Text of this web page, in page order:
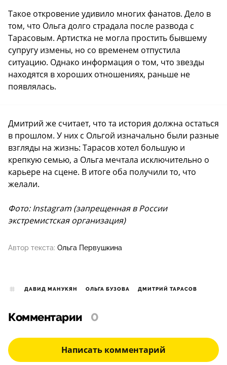
Такое откровение удивило многих фанатов. Дело в
том, что Ольга долго страдала после развода с
Тарасовым. Артистка не могла простить бывшему
супругу измены, но со временем отпустила
ситуацию. Однако информация о том, что звезды
находятся в хороших отношениях, раньше не
появлялась.
Дмитрий же считает, что та история должна остаться
в прошлом. У них с Ольгой изначально были разные
взгляды на жизнь: Тарасов хотел большую и
крепкую семью, а Ольга мечтала исключительно о
карьере на сцене. В итоге оба получили то, что
желали.
Фото: Instagram (запрещенная в России
экстремистская организация)
Автор текста: Ольга Первушкина
ДАВИД МАНУКЯН ОЛЬГА БУЗОВА ДМИТРИЙ ТАРАСОВ
Комментарии 0
Написать комментарий